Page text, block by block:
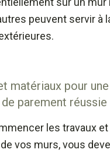
peuvent servir à
matériaux pour
parement réussie
les travaux et
vos murs, vous